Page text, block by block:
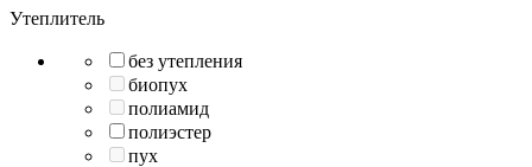
Утеплитель
без утепления
биопух
полиамид
полиэстер
пух